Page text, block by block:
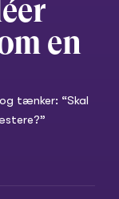
en
tænker: “Skal